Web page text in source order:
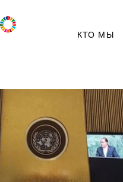
КТО МЫ